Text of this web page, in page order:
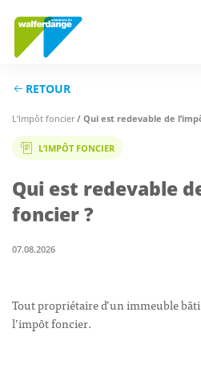
RETOUR
L’Impôt foncier/ Qui est redevable de
L’IMPÔT FONCIER
Qui est redevable
foncier ?
07.08.2026
Tout propriétaire d’un immeuble
l’impôt foncier.